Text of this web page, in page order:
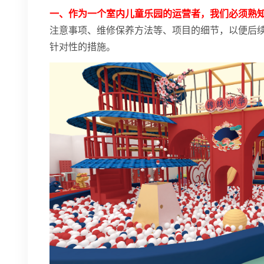
一、作为一个室内儿童乐园的运营者，我们必须熟
注意事项、维修保养方法等、项目的细节，以便后
针对性的措施。